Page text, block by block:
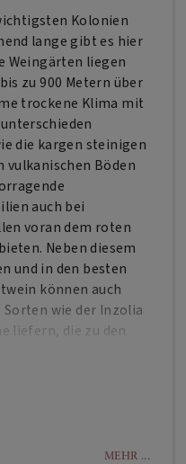
Kolonien
lange gibt es hier
Weingärten liegen
zu 900 Metern über
trockene Klima mit
die kargen steinigen
vulkanischen Böden
auch bei
voran dem roten
Neben diesem
und in den besten
können auch
wie der Inzolia
liefern, die zu den
MEHR ...